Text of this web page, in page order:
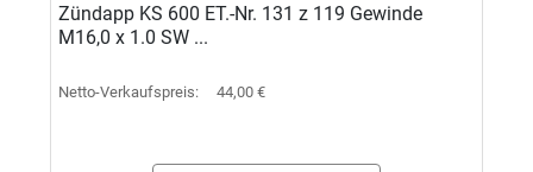
Zündapp KS 600 ET.-Nr. 131 z 119 Gewinde
M16,0 x 1.0 SW ...
Netto-Verkaufspreis: 44,00 €